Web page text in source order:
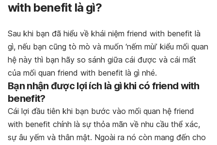
with benefit là gì?
Sau khi bạn đã hiểu về khái niệm friend with benefit là
gì, nếu bạn cũng tò mò và muốn ‘nếm mùi’ kiểu mối quan
hệ này thì bạn hãy so sánh giữa cái được và cái mất
của mối quan friend with benefit là gì nhé.
Bạn nhận được lợi ích là gì khi có friend with
benefit?
Cái lợi đầu tiên khi bạn bước vào mối quan hệ friend
with benefit chính là sự thỏa mãn về nhu cầu thể xác,
sự âu yếm và thân mật. Ngoài ra nó còn mang đến cho